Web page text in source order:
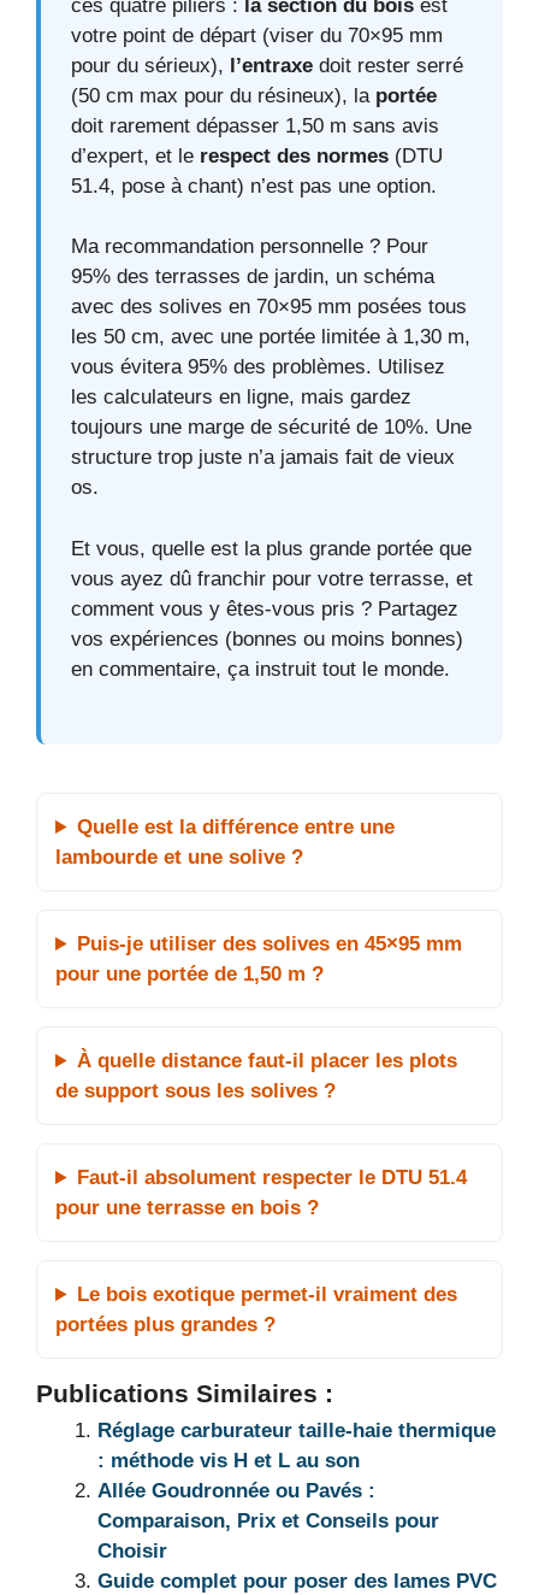
ces quatre piliers : la section du bois est
votre point de départ (viser du 70×95 mm
pour du sérieux), l’entraxe doit rester serré
(50 cm max pour du résineux), la portée
doit rarement dépasser 1,50 m sans avis
d’expert, et le respect des normes (DTU
51.4, pose à chant) n’est pas une option.
Ma recommandation personnelle ? Pour
95% des terrasses de jardin, un schéma
avec des solives en 70×95 mm posées tous
les 50 cm, avec une portée limitée à 1,30 m,
vous évitera 95% des problèmes. Utilisez
les calculateurs en ligne, mais gardez
toujours une marge de sécurité de 10%. Une
structure trop juste n’a jamais fait de vieux
os.
Et vous, quelle est la plus grande portée que
vous ayez dû franchir pour votre terrasse, et
comment vous y êtes-vous pris ? Partagez
vos expériences (bonnes ou moins bonnes)
en commentaire, ça instruit tout le monde.
Quelle est la différence entre une
lambourde et une solive ?
Puis-je utiliser des solives en 45×95 mm
pour une portée de 1,50 m ?
À quelle distance faut-il placer les plots
de support sous les solives ?
Faut-il absolument respecter le DTU 51.4
pour une terrasse en bois ?
Le bois exotique permet-il vraiment des
portées plus grandes ?
Publications Similaires :
Réglage carburateur taille-haie thermique
: méthode vis H et L au son
Allée Goudronnée ou Pavés :
Comparaison, Prix et Conseils pour
Choisir
Guide complet pour poser des lames PVC